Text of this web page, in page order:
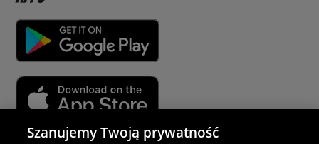
Szanujemy Twoją prywatność